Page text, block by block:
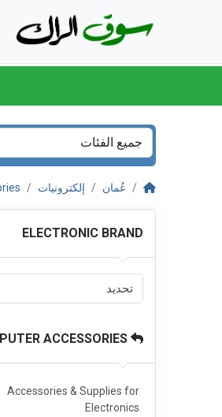
عُمان إلكترونيات
ELECTRONIC BRAND
Accessories & Supplies for
Electronics